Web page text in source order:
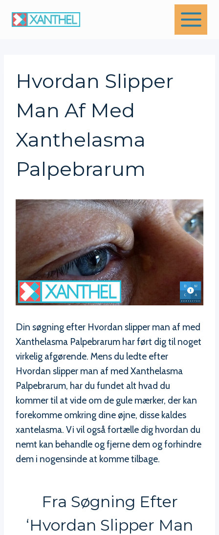
Hvordan Slipper
Man Af Med
Xanthelasma
Palpebrarum
Din søgning efter Hvordan slipper man af med
Xanthelasma Palpebrarum har ført dig til noget
virkelig afgørende. Mens du ledte efter
Hvordan slipper man af med Xanthelasma
Palpebrarum, har du fundet alt hvad du
kommer til at vide om de gule mærker, der kan
forekomme omkring dine øjne, disse kaldes
xantelasma. Vi vil også fortælle dig hvordan du
nemt kan behandle og fjerne dem og forhindre
dem i nogensinde at komme tilbage.
Fra Søgning Efter
‘Hvordan Slipper Man